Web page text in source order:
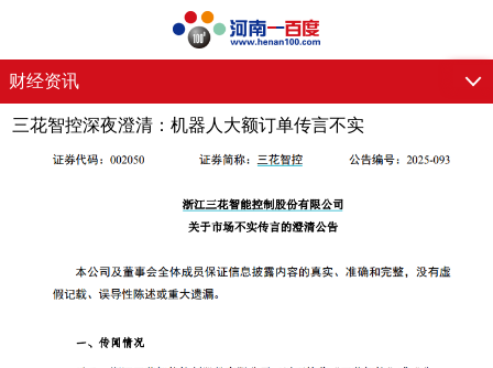
财经资讯
三花智控深夜澄清：机器人大额订单传言不实